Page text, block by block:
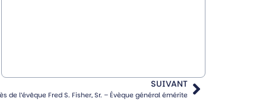
SUIVANT
de l’évêque Fred S. Fisher, Sr. – Évèque général émérite